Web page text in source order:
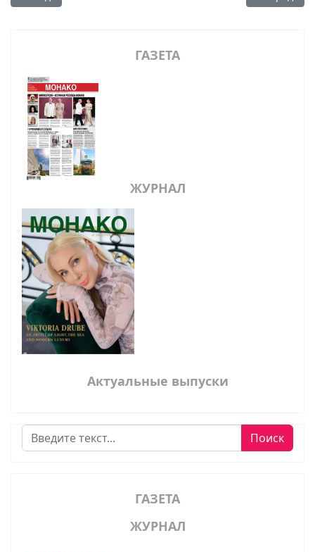
ГАЗЕТА
ЖУРНАЛ
Актуальные выпуски
Поиск Поиск
ГАЗЕТА
ЖУРНАЛ